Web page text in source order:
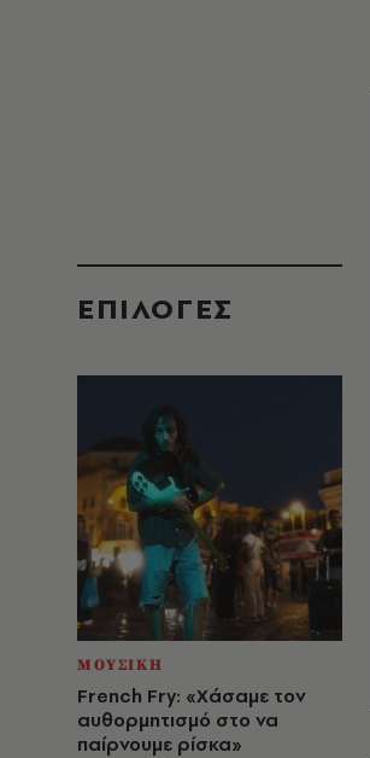
EΠΙΛΟΓΈΣ
ΜΟΥΣΙΚΗ
French Fry: «Χάσαμε τον
αυθορμητισμό στο να
παίρνουμε ρίσκα»